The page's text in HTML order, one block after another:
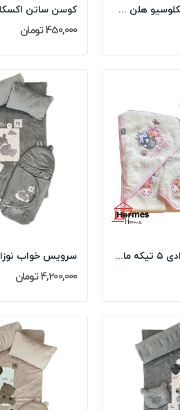
کوسن ساتن اکسکلوسیو هلن جورج HELEN GEORGE مدل:...
450,000 تومان
سرویس حوله نوزادی ۵ تیکه مادرکر MOTHERCARE مدل:...
4,200,000 تومان